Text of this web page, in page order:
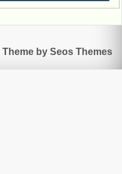
Theme by Seos Themes